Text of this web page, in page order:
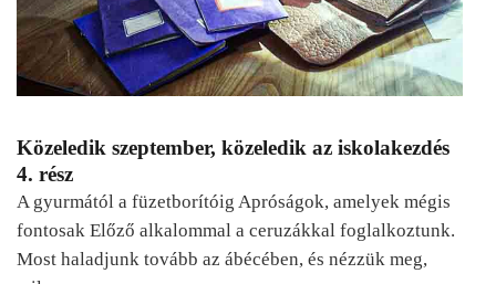
Közeledik szeptember, közeledik az iskolakezdés
4. rész
A gyurmától a füzetborítóig Apróságok, amelyek mégis
fontosak Előző alkalommal a ceruzákkal foglalkoztunk.
Most haladjunk tovább az ábécében, és nézzük meg,